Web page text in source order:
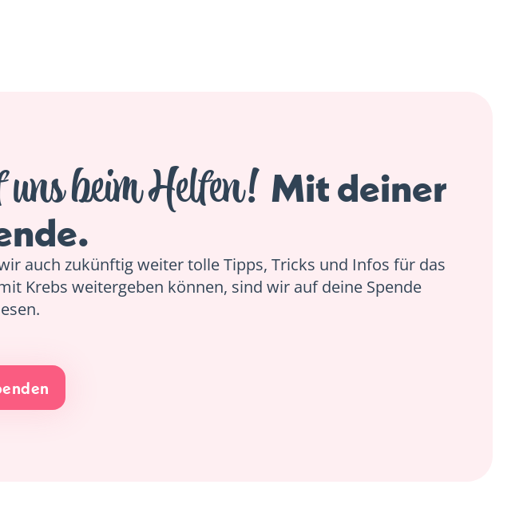
beim Helfen! Mit deiner
auch zukünftig weiter tolle Tipps, Tricks und Infos für das
Krebs weitergeben können, sind wir auf deine Spende